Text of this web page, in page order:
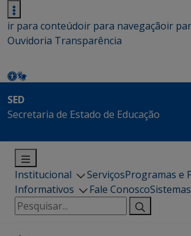
ir para conteúdoir para navegaçãoir
Ouvidoria Transparência
SED
Secretaria de Estado de Educação
Institucional ServiçosProgramas e
Informativos
Fale ConoscoSistemas
Pesquisar
por: